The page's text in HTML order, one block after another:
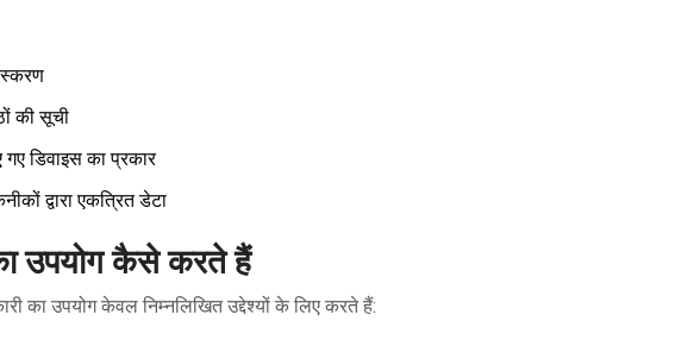
की सूची
गए डिवाइस का प्रकार
द्वारा एकत्रित डेटा
उपयोग कैसे करते हैं
का उपयोग केवल निम्नलिखित उद्देश्यों के लिए करते हैं: